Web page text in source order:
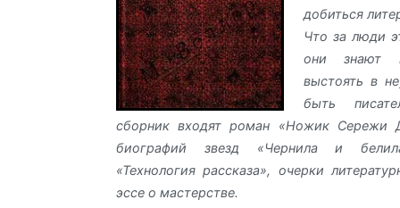
добиться
Что за люди
они знают
выстоять в
быть
сборник входят роман «Ножик Сережи
биографий звезд «Чернила и
«Технология рассказа», очерки
эссе о мастерстве.